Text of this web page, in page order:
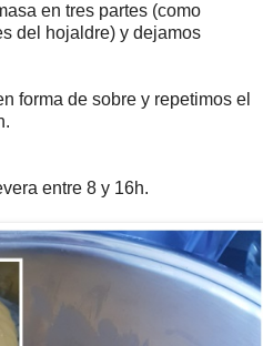
en tres partes (como
del hojaldre) y dejamos
forma de sobre y repetimos el
entre 8 y 16h.